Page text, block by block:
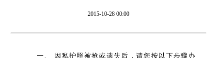
2015-10-28 00:00
一、
因私护照被抢或遗失后，请您按以下步骤办